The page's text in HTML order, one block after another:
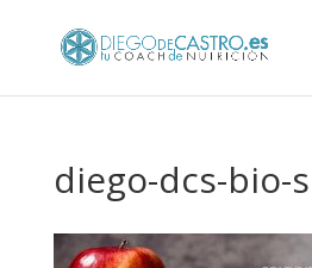
diego-dcs-bio-